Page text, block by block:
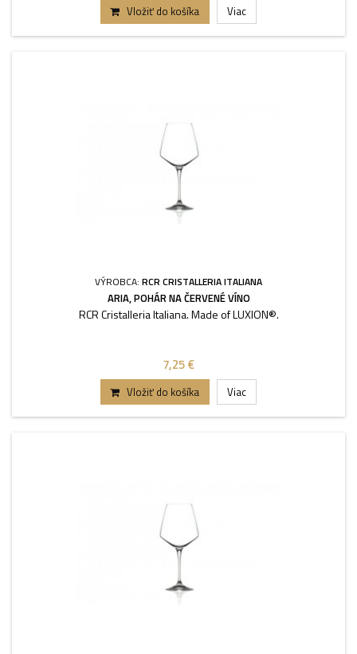
Vložiť do košíka Viac
VÝROBCA: RCR CRISTALLERIA ITALIANA
ARIA, POHÁR NA ČERVENÉ VÍNO
RCR Cristalleria Italiana. Made of LUXION®.
7,25 €
Vložiť do košíka Viac